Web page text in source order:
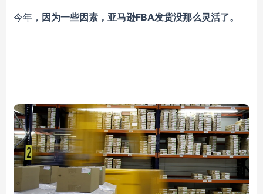
今年， 因为一些因素，亚马逊FBA发货没那么灵活了。